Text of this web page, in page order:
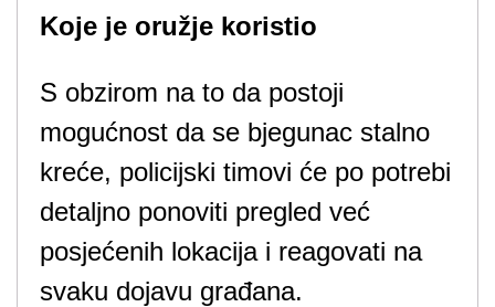
Koje je oružje koristio
S obzirom na to da postoji
mogućnost da se bjegunac stalno
kreće, policijski timovi će po potrebi
detaljno ponoviti pregled već
posjećenih lokacija i reagovati na
svaku dojavu građana.